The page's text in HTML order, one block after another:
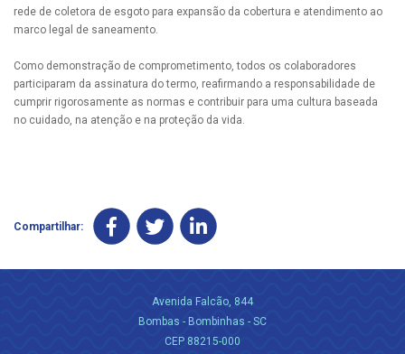
rede de coletora de esgoto para expansão da cobertura e atendimento ao
marco legal de saneamento.
Como demonstração de comprometimento, todos os colaboradores
participaram da assinatura do termo, reafirmando a responsabilidade de
cumprir rigorosamente as normas e contribuir para uma cultura baseada
no cuidado, na atenção e na proteção da vida.
Compartilhar:
Avenida Falcão, 844
Bombas - Bombinhas - SC
CEP 88215-000